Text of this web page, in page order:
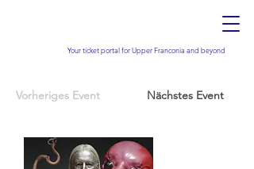
Your ticket portal for Upper Franconia and beyond
Vorheriges Event Nächstes Event